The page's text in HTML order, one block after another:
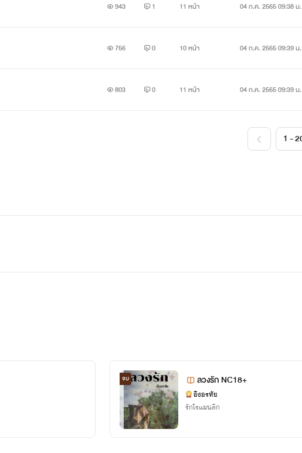
943 1 11 หน้า 04 ก.ค. 2565 09:38 น.
756 0 10 หน้า 04 ก.ค. 2565 09:39 น.
803 0 11 หน้า 04 ก.ค. 2565 09:39 น.
จบ ลวงรัก NC18+
อิงอรทัย
รักโรแมนติก